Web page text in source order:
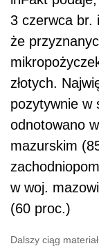
3 czerwca br.
że
złotych.
pozytywnie w
odnotowano
mazurskim
w woj.
(60 proc.)
Dalszy ciąg